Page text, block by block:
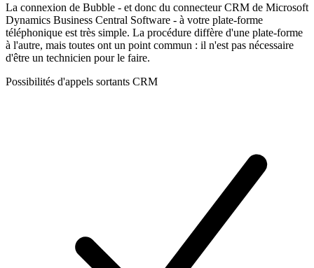
La connexion de Bubble - et donc du connecteur CRM de Microsoft
Dynamics Business Central Software - à votre plate-forme
téléphonique est très simple. La procédure diffère d'une plate-forme
à l'autre, mais toutes ont un point commun : il n'est pas nécessaire
d'être un technicien pour le faire.
Possibilités d'appels sortants CRM